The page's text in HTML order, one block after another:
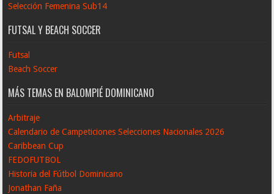
Selección Femenina Sub14
FUTSAL Y BEACH SOCCER
Futsal
Beach Soccer
MÁS TEMAS EN BALOMPIÉ DOMINICANO
Arbitraje
Calendario de Campeticiones Selecciones Nacionales 2026
Caribbean Cup
FEDOFUTBOL
Historia del Fútbol Dominicano
Jonathan Faña